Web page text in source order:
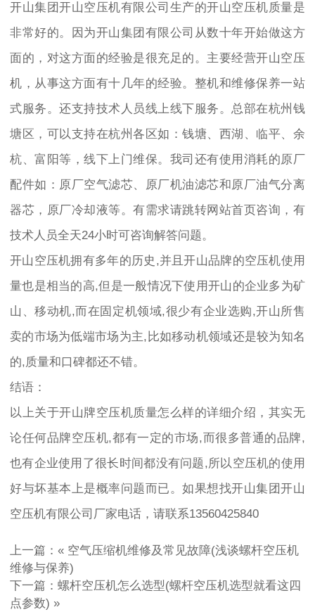
开山集团开山空压机有限公司生产的开山空压机质量是
非常好的。因为开山集团有限公司从数十年开始做这方
面的，对这方面的经验是很充足的。主要经营开山空压
机，从事这方面有十几年的经验。整机和维修保养一站
式服务。还支持技术人员线上线下服务。总部在杭州钱
塘区，可以支持在杭州各区如：钱塘、西湖、临平、余
杭、富阳等，线下上门维保。我司还有使用消耗的原厂
配件如：原厂空气滤芯、原厂机油滤芯和原厂油气分离
器芯，原厂冷却液等。有需求请跳转网站首页咨询，有
技术人员全天24小时可咨询解答问题。
开山空压机拥有多年的历史,并且开山品牌的空压机使用
量也是相当的高,但是一般情况下使用开山的企业多为矿
山、移动机,而在固定机领域,很少有企业选购,开山所售
卖的市场为低端市场为主,比如移动机领域还是较为知名
的,质量和口碑都还不错。
结语：
以上关于开山牌空压机质量怎么样的详细介绍，其实无
论任何品牌空压机,都有一定的市场,而很多普通的品牌,
也有企业使用了很长时间都没有问题,所以空压机的使用
好与坏基本上是概率问题而已。如果想找开山集团开山
空压机有限公司厂家电话，请联系13560425840
上一篇：« 空气压缩机维修及常见故障(浅谈螺杆空压机
维修与保养)
下一篇： 螺杆空压机怎么选型(螺杆空压机选型就看这四
点参数) »